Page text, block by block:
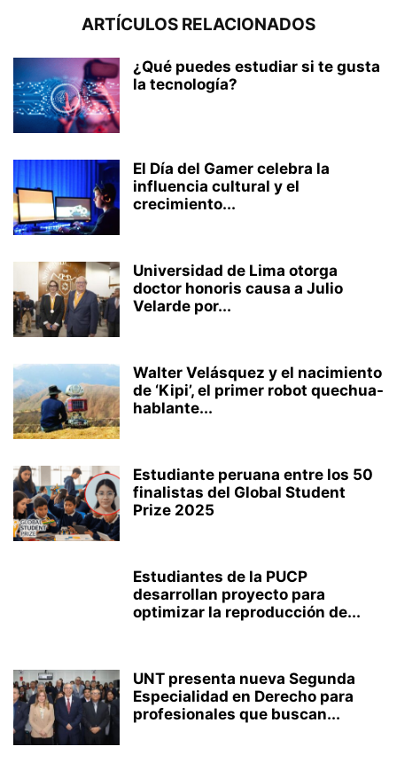
ARTÍCULOS RELACIONADOS
¿Qué puedes estudiar si te gusta
la tecnología?
El Día del Gamer celebra la
influencia cultural y el
crecimiento...
Universidad de Lima otorga
doctor honoris causa a Julio
Velarde por...
Walter Velásquez y el nacimiento
de ‘Kipi’, el primer robot quechua-
hablante...
Estudiante peruana entre los 50
finalistas del Global Student
Prize 2025
Estudiantes de la PUCP
desarrollan proyecto para
optimizar la reproducción de...
UNT presenta nueva Segunda
Especialidad en Derecho para
profesionales que buscan...